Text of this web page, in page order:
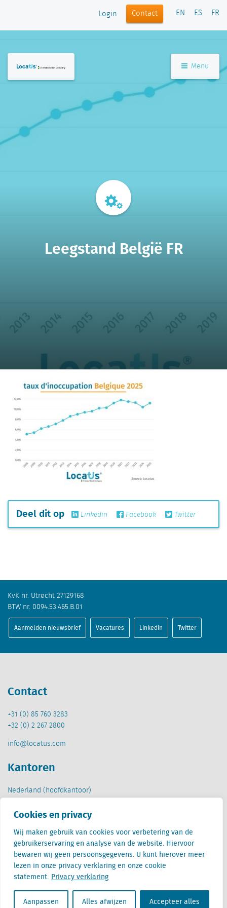
Cookies en privacy
Wij maken gebruik van cookies voor verbetering van de
gebruikerservaring en analyse van de website. Hiervoor
bewaren wij geen persoonsgegevens. U kunt hierover meer
lezen in onze privacy verklaring en onze cookie
statement. Privacy verklaring
Aanpassen Alles afwijzen Accepteer alles
Login Contact EN ES FR
Menu
Leegstand België FR
Deel dit op Linkedin Facebook Twitter
KvK nr. Utrecht 27129168
BTW nr. 0094.53.465.B.01
Aanmelden nieuwsbrief Vacatures Linkedin Twitter
Contact
+31 (0) 85 760 3283
+32 (0) 2 267 2800
info@locatus.com
Kantoren
Nederland (hoofdkantoor)
Stationsplein 32
België
Cantersteen 47
1000 Brussel